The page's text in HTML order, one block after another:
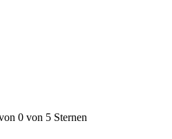
0 von 5 Sternen